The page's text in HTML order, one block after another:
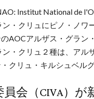
Institut National de
・クリュにピノ・ノワ
AOCアルザス・グラン
・クリュ２種は、アル
クリュ・キルシュベル
会（CIVA）が